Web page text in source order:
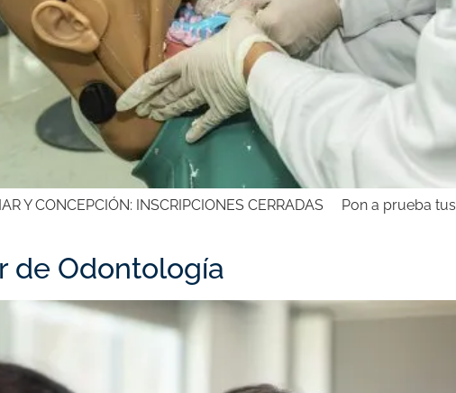
Y CONCEPCIÓN: INSCRIPCIONES CERRADAS Pon a prueba
de Odontología